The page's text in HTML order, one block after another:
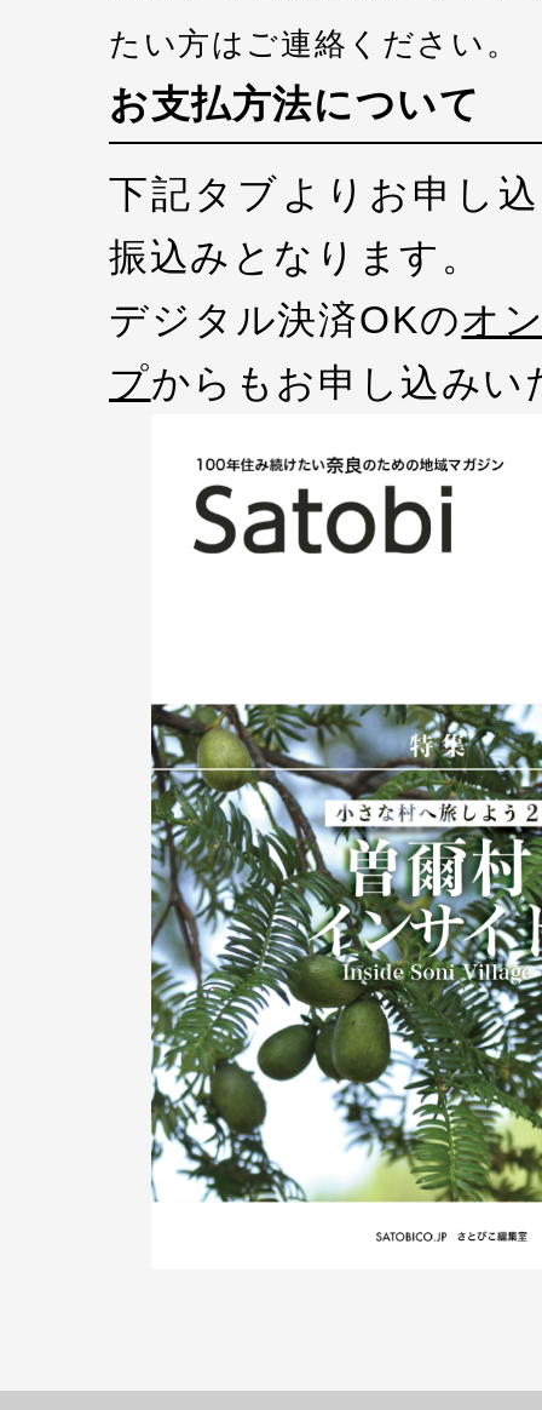
たい方はご連絡ください。
お支払方法について
下記タブよりお申し
振込みとなります。
デジタル決済OKのオ
プからもお申し込みい